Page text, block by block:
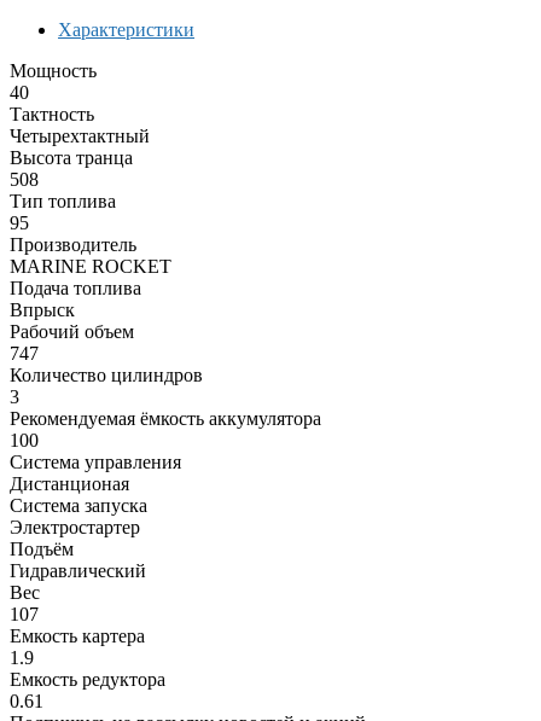
Характеристики
Мощность
40
Тактность
Четырехтактный
Высота транца
508
Тип топлива
95
Производитель
MARINE ROCKET
Подача топлива
Впрыск
Рабочий объем
747
Количество цилиндров
3
Рекомендуемая ёмкость аккумулятора
100
Система управления
Дистанционая
Система запуска
Электростартер
Подъём
Гидравлический
Вес
107
Емкость картера
1.9
Емкость редуктора
0.61